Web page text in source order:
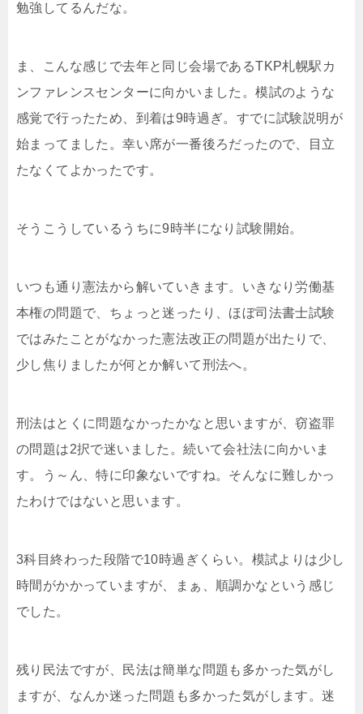
勉強してるんだな。
ま、こんな感じで去年と同じ会場であるTKP札幌駅カ
ンファレンスセンターに向かいました。模試のような
感覚で行ったため、到着は9時過ぎ。すでに試験説明が
始まってました。幸い席が一番後ろだったので、目立
たなくてよかったです。
そうこうしているうちに9時半になり試験開始。
いつも通り憲法から解いていきます。いきなり労働基
本権の問題で、ちょっと迷ったり、ほぼ司法書士試験
ではみたことがなかった憲法改正の問題が出たりで、
少し焦りましたが何とか解いて刑法へ。
刑法はとくに問題なかったかなと思いますが、窃盗罪
の問題は2択で迷いました。続いて会社法に向かいま
す。う～ん、特に印象ないですね。そんなに難しかっ
たわけではないと思います。
3科目終わった段階で10時過ぎくらい。模試よりは少し
時間がかかっていますが、まぁ、順調かなという感じ
でした。
残り民法ですが、民法は簡単な問題も多かった気がし
ますが、なんか迷った問題も多かった気がします。迷